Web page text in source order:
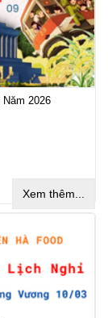
2026
Xem thêm...